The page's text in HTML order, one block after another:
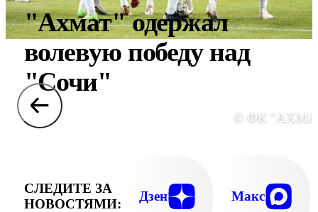
"Ахмат" одержал
волевую победу над
"Сочи"
© ФК
СЛЕДИТЕ ЗА
НОВОСТЯМИ:
Дзен Макс